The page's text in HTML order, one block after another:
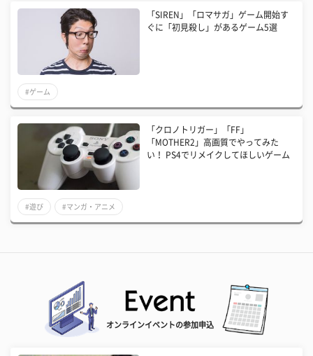
「SIREN」「ロマサガ」ゲーム開始す
ぐに「初見殺し」があるゲーム5選
#ゲーム
「クロノトリガー」「FF」
「MOTHER2」高画質でやってみた
い！ PS4でリメイクしてほしいゲーム
#遊び #マンガ・アニメ
オンラインイベントの参加申込